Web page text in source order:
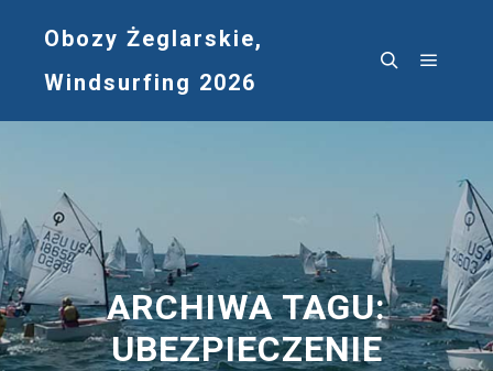
Obozy Żeglarskie,
Windsurfing 2026
ARCHIWA TAGU:
UBEZPIECZENIE